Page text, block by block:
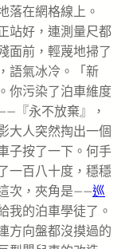
落在網格線上。
站好，連測量尺都
面前，輕蔑地掃了
語氣冰冷。「新
你污染了泊車維度
『永不放棄』，
大人突然掏出一個
子按了一下。何手
一百八十度，穩穩
次，夾角是——巡
我的泊車學徒了。
方向盤都沒摸過的